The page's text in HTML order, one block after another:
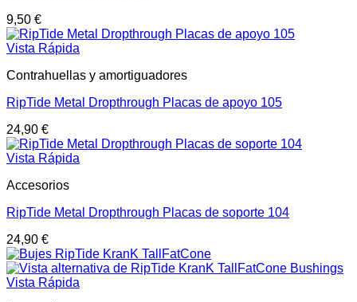
9,50 €
Vista Rápida
Contrahuellas y amortiguadores
RipTide Metal Dropthrough Placas de apoyo 105
24,90 €
Vista Rápida
Accesorios
RipTide Metal Dropthrough Placas de soporte 104
24,90 €
Vista Rápida